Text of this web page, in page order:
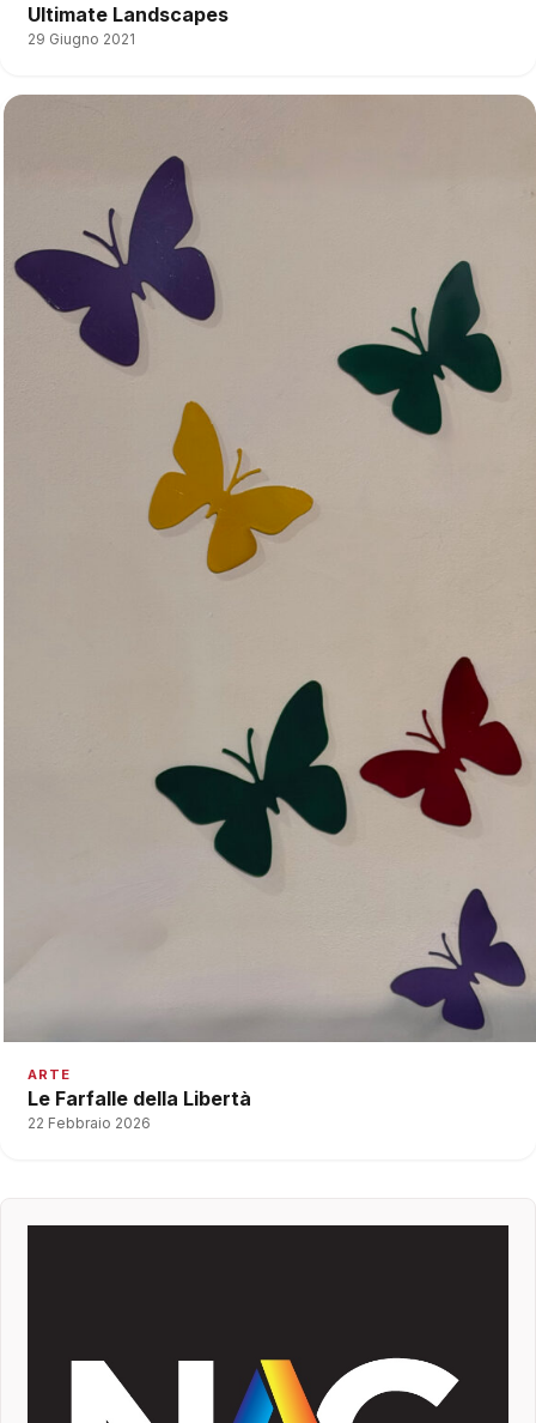
Ultimate Landscapes
29 Giugno 2021
ARTE
Le Farfalle della Libertà
22 Febbraio 2026